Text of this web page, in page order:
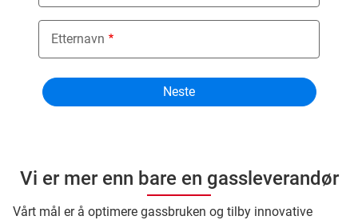
Vi er mer enn bare en gassleverandør
Vårt mål er å optimere gassbruken og tilby innovative
Etternavn